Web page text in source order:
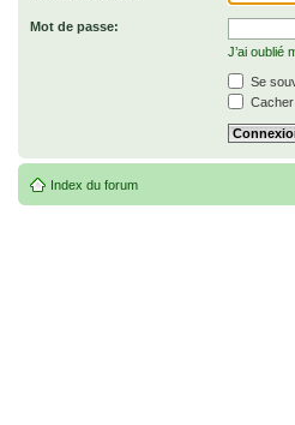
Mot de passe:
J’ai oublié
Se
Index du forum